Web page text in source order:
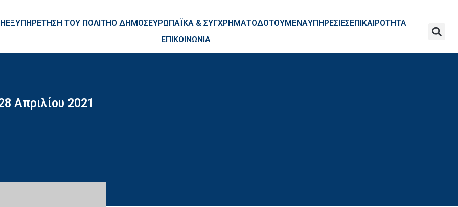
ΕΞΥΠΗΡΕΤΗΣΗ ΤΟΥ ΠΟΛΙΤΗΟ ΔΗΜΟΣΕΥΡΩΠΑΪΚΑ & ΣΥΓΧΡΗΜΑΤΟΔΟΤΟΥΜΕΝΑΥΠΗΡΕΣΙΕΣΕΠΙΚΑΙΡΟΤΗΤΑ
ΕΠΙΚΟΙΝΩΝΙΑ
Απριλίου 2021